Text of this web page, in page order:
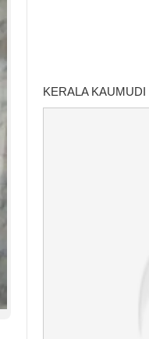
KERALA KAUMUDI